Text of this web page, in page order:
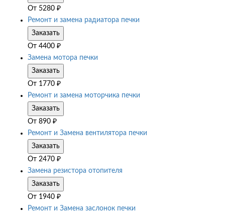
От 5280 ₽
Ремонт и замена радиатора печки
Заказать
От 4400 ₽
Замена мотора печки
Заказать
От 1770 ₽
Ремонт и замена моторчика печки
Заказать
От 890 ₽
Ремонт и Замена вентилятора печки
Заказать
От 2470 ₽
Замена резистора отопителя
Заказать
От 1940 ₽
Ремонт и Замена заслонок печки